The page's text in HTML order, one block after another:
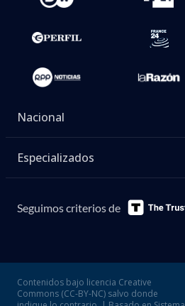
Nacional
Especializados
Seguimos criterios de
Contenidos bajo licencia Creative
Commons (CC-BY-NC) salvo donde